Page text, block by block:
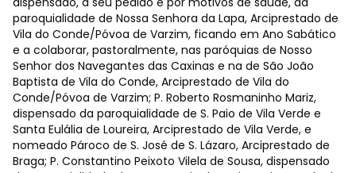
paroquialidade de Nossa Senhora da Lapa, Arciprestado de
Vila do Conde/Póvoa de Varzim, ficando em Ano Sabático
e a colaborar, pastoralmente, nas paróquias de Nosso
Senhor dos Navegantes das Caxinas e na de São João
Baptista de Vila do Conde, Arciprestado de Vila do
Conde/Póvoa de Varzim; P. Roberto Rosmaninho Mariz,
dispensado da paroquialidade de S. Paio de Vila Verde e
Santa Eulália de Loureira, Arciprestado de Vila Verde, e
nomeado Pároco de S. José de S. Lázaro, Arciprestado de
Braga; P. Constantino Peixoto Vilela de Sousa, dispensado